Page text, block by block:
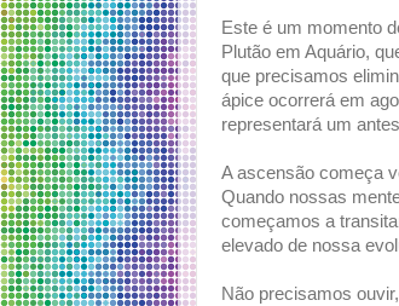
Este é um momento
Plutão em Aquário,
que precisamos
ápice ocorrerá em
representará um
A ascensão começa
Quando nossas
começamos a
elevado de nossa
Não precisamos